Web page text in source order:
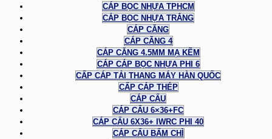
CÁP BỌC NHỰA TPHCM
CÁP BỌC NHỰA TRẮNG
CÁP CĂNG
CÁP CĂNG 4
CÁP CĂNG 4.5MM MẠ KẼM
CÁP CÁP BỌC NHỰA PHI 6
CẤP CÁP TẢI THANG MÁY HÀN QUỐC
CẤP CÁP THÉP
CÁP CẨU
CÁP CẨU 6×36+FC
CÁP CẨU 6X36+ IWRC PHI 40
CÁP CẨU BẤM CHÌ